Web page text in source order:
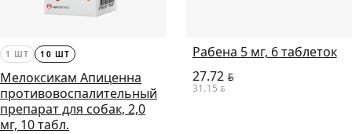
1 ШТ 10 ШТ
Мелоксикам Апиценна
противовоспалительный
препарат для собак, 2,0
мг, 10 табл.
Рабена 5 мг, 6 таблеток
27.72 BYN
31.15 BYN